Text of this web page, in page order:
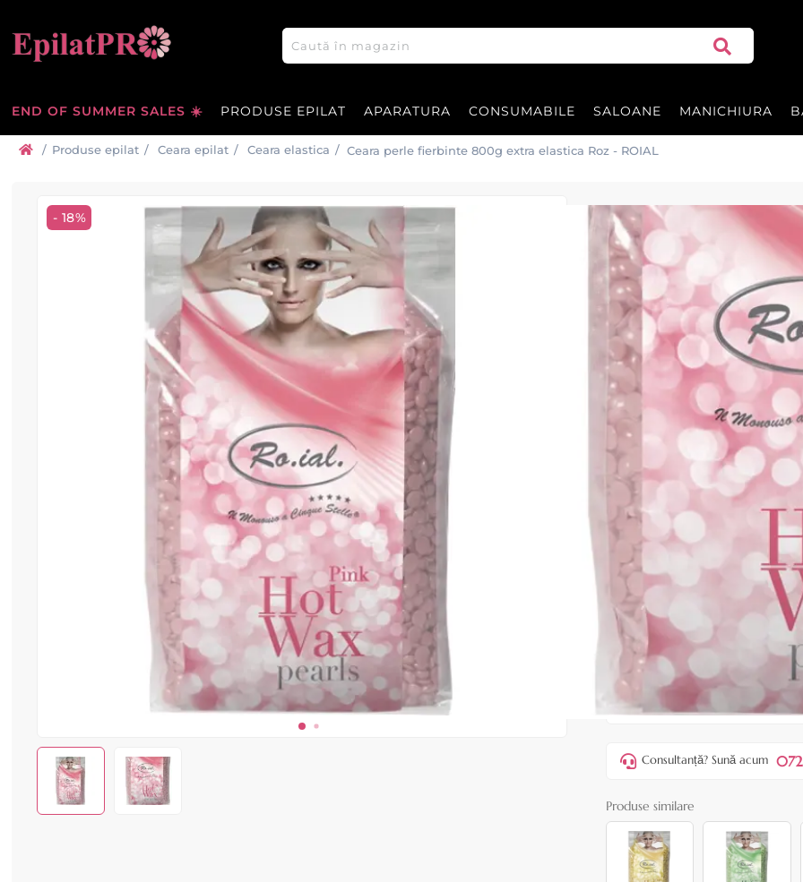
END OF SUMMER SALES ☀️ PRODUSE EPILAT APARATURA CONSUMABILE SALOANE MANICHIURA
/ Produse epilat / Ceara epilat / Ceara elastica / Ceara perle fierbinte 800g extra elastica Roz - ROIAL
- 18%
Ceara perle
- ROIAL
Ceara perle extra elastica Roz
Ceara perle Roz, extra elastica -
Calitate superioara import
31 recenzii| Adăugați
Cod produs:
ERO173
În stoc
51,00 lei Preț: 42,00 lei
ADAUGĂ ÎN
Favorite
Acest produs vă aduce 💰
Consultanță? Sună acum
Produse similare